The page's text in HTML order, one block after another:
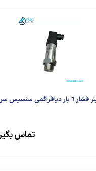
ترانسمیتر فشار 1 بار دیافراگمی سنسیس
تماس